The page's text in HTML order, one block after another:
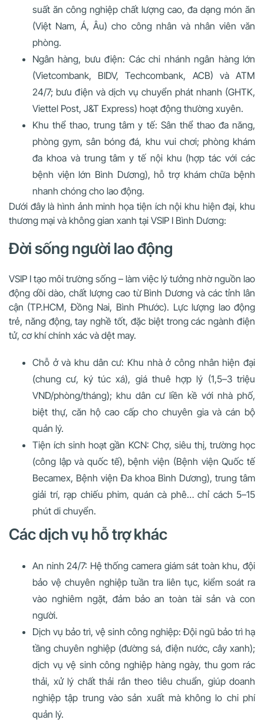
suất ăn công nghiệp chất lượng cao, đa dạng món ăn
(Việt Nam, Á, Âu) cho công nhân và nhân viên văn
phòng.
Ngân hàng, bưu điện: Các chi nhánh ngân hàng lớn
(Vietcombank, BIDV, Techcombank, ACB) và ATM
24/7; bưu điện và dịch vụ chuyển phát nhanh (GHTK,
Viettel Post, J&T Express) hoạt động thường xuyên.
Khu thể thao, trung tâm y tế: Sân thể thao đa năng,
phòng gym, sân bóng đá, khu vui chơi; phòng khám
đa khoa và trung tâm y tế nội khu (hợp tác với các
bệnh viện lớn Bình Dương), hỗ trợ khám chữa bệnh
nhanh chóng cho lao động.
Dưới đây là hình ảnh minh họa tiện ích nội khu hiện đại, khu
thương mại và không gian xanh tại VSIP I Bình Dương:
Đời sống người lao động
VSIP I tạo môi trường sống – làm việc lý tưởng nhờ nguồn lao
động dồi dào, chất lượng cao từ Bình Dương và các tỉnh lân
cận (TP.HCM, Đồng Nai, Bình Phước). Lực lượng lao động
trẻ, năng động, tay nghề tốt, đặc biệt trong các ngành điện
tử, cơ khí chính xác và dệt may.
Chỗ ở và khu dân cư: Khu nhà ở công nhân hiện đại
(chung cư, ký túc xá), giá thuê hợp lý (1,5–3 triệu
VND/phòng/tháng); khu dân cư liền kề với nhà phố,
biệt thự, căn hộ cao cấp cho chuyên gia và cán bộ
quản lý.
Tiện ích sinh hoạt gần KCN: Chợ, siêu thị, trường học
(công lập và quốc tế), bệnh viện (Bệnh viện Quốc tế
Becamex, Bệnh viện Đa khoa Bình Dương), trung tâm
giải trí, rạp chiếu phim, quán cà phê… chỉ cách 5–15
phút di chuyển.
Các dịch vụ hỗ trợ khác
An ninh 24/7: Hệ thống camera giám sát toàn khu, đội
bảo vệ chuyên nghiệp tuần tra liên tục, kiểm soát ra
vào nghiêm ngặt, đảm bảo an toàn tài sản và con
người.
Dịch vụ bảo trì, vệ sinh công nghiệp: Đội ngũ bảo trì hạ
tầng chuyên nghiệp (đường sá, điện nước, cây xanh);
dịch vụ vệ sinh công nghiệp hàng ngày, thu gom rác
thải, xử lý chất thải rắn theo tiêu chuẩn, giúp doanh
nghiệp tập trung vào sản xuất mà không lo chi phí
quản lý.